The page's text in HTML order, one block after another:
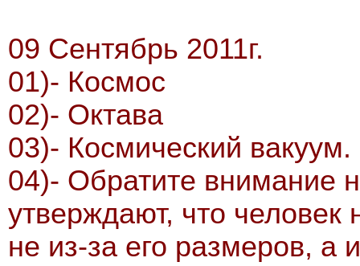
09 Сентябрь 2011г.
01)- Космос
02)- Октава
03)- Космический вакуум.
04)- Обратите внимание
утверждают, что человек
не из-за его размеров, а